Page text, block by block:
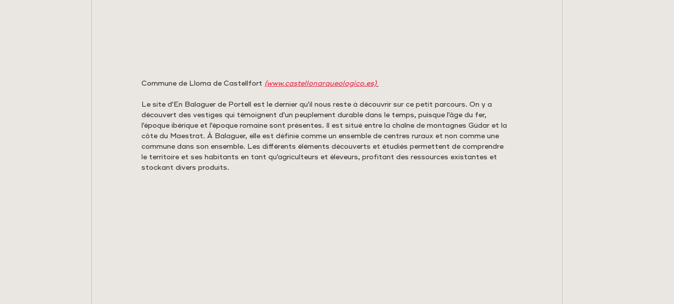
Commune de Lloma de Castellfort (www.castellonarqueologico.es)
Le site d'En Balaguer de Portell est le dernier qu'il nous reste à découvrir sur ce petit parcours. On y a
découvert des vestiges qui témoignent d'un peuplement durable dans le temps, puisque l'âge du fer,
l'époque ibérique et l'époque romaine sont présentes. Il est situé entre la chaîne de montagnes Gúdar et la
côte du Maestrat. À Balaguer, elle est définie comme un ensemble de centres ruraux et non comme une
commune dans son ensemble. Les différents éléments découverts et étudiés permettent de comprendre
le territoire et ses habitants en tant qu'agriculteurs et éleveurs, profitant des ressources existantes et
stockant divers produits.